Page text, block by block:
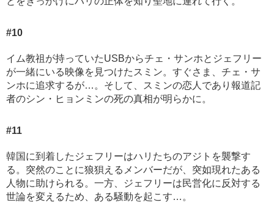
#10
イム教祖が持っていたUSBからチェ・サンホとジェフリー
が一緒にいる映像を見つけたスミン。すぐさま、チェ・サ
ンホに追求するが…。そして、スミンの恋人であり報道記
者のシン・ヒョンミンの死の真相が明らかに。
#11
韓国に到着したジェフリーはハリたちのアジトを襲撃す
る。突然のことに狼狽えるメンバーだが、突如現れたある
人物に助けられる。一方、ジェフリーは民営化に反対する
世論を変えるため、ある騒動を起こす…。